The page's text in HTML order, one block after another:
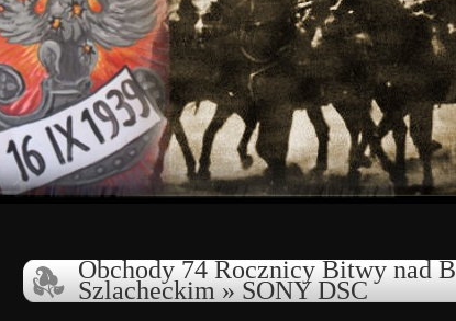
Obchody 74 Rocznicy Bitwy nad
Szlacheckim» SONY DSC